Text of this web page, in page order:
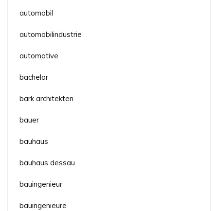
automobil
automobilindustrie
automotive
bachelor
bark architekten
bauer
bauhaus
bauhaus dessau
bauingenieur
bauingenieure